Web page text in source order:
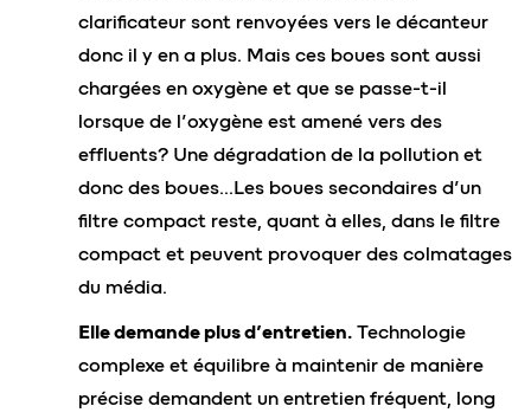
clarificateur sont renvoyées vers le décanteur
donc il y en a plus. Mais ces boues sont aussi
chargées en oxygène et que se passe-t-il
lorsque de l’oxygène est amené vers des
effluents? Une dégradation de la pollution et
donc des boues…Les boues secondaires d’un
filtre compact reste, quant à elles, dans le filtre
compact et peuvent provoquer des colmatages
du média.
Elle demande plus d’entretien. Technologie
complexe et équilibre à maintenir de manière
précise demandent un entretien fréquent, long